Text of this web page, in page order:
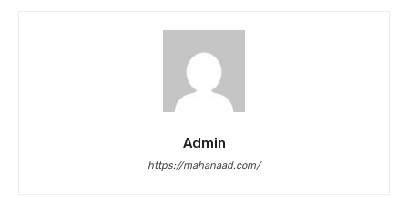
Admin
https://mahanaad.com/